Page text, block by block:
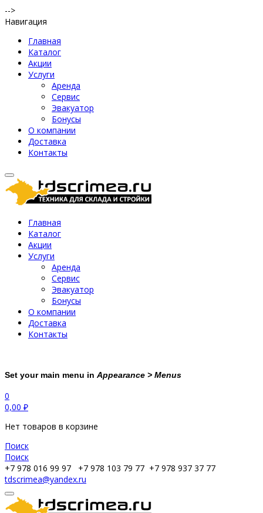
-->
Навигация
Главная
Каталог
Акции
Услуги
Аренда
Сервис
Эвакуатор
Бонусы
О компании
Доставка
Контакты
Главная
Каталог
Акции
Услуги
Аренда
Сервис
Эвакуатор
Бонусы
О компании
Доставка
Контакты
Set your main menu in Appearance > Menus
0
0,00 ₽
Нет товаров в корзине
Поиск
Поиск
+7 978 016 99 97
+7 978 103 79 77 +7 978 937 37 77
tdscrimea@yandex.ru